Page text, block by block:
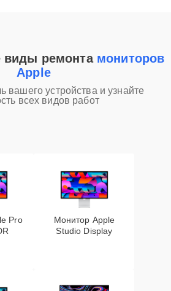
виды ремонта мониторов
Apple
вашего устройства и узнайте
всех видов работ
Pro
Монитор Apple
Studio Display